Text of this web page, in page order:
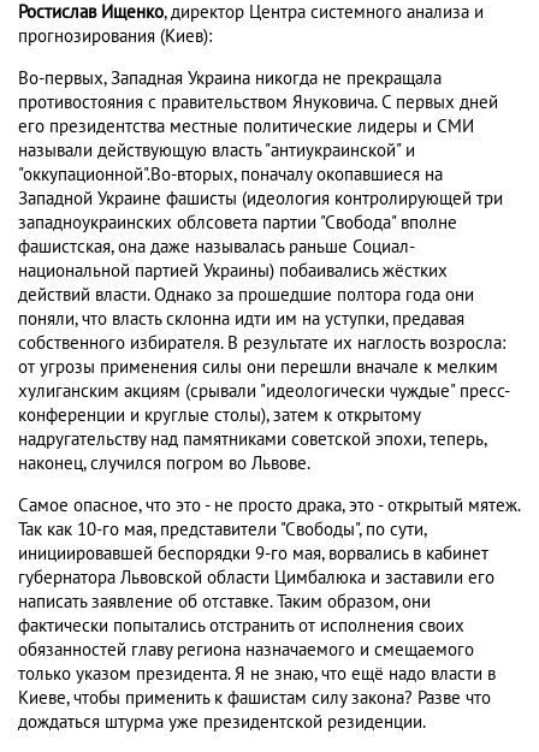
Ростислав Ищенко, директор Центра системного анализа и
прогнозирования (Киев):
Во-первых, Западная Украина никогда не прекращала
противостояния с правительством Януковича. С первых дней
его президентства местные политические лидеры и СМИ
называли действующую власть "антиукраинской" и
"оккупационной".Во-вторых, поначалу окопавшиеся на
Западной Украине фашисты (идеология контролирующей три
западноукраинских облсовета партии "Свобода" вполне
фашистская, она даже называлась раньше Социал-
национальной партией Украины) побаивались жёстких
действий власти. Однако за прошедшие полтора года они
поняли, что власть склонна идти им на уступки, предавая
собственного избирателя. В результате их наглость возросла:
от угрозы применения силы они перешли вначале к мелким
хулиганским акциям (срывали "идеологически чуждые" пресс-
конференции и круглые столы), затем к открытому
надругательству над памятниками советской эпохи, теперь,
наконец, случился погром во Львове.
Самое опасное, что это - не просто драка, это - открытый мятеж.
Так как 10-го мая, представители "Свободы", по сути,
инициировавшей беспорядки 9-го мая, ворвались в кабинет
губернатора Львовской области Цимбалюка и заставили его
написать заявление об отставке. Таким образом, они
фактически попытались отстранить от исполнения своих
обязанностей главу региона назначаемого и смещаемого
только указом президента. Я не знаю, что ещё надо власти в
Киеве, чтобы применить к фашистам силу закона? Разве что
дождаться штурма уже президентской резиденции.